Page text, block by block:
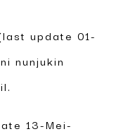
update 01-
nunjukin
13-Mei-